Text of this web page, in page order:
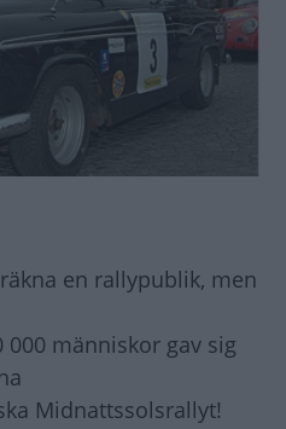
en rallypublik, men
människor gav sig
Midnattssolsrallyt!